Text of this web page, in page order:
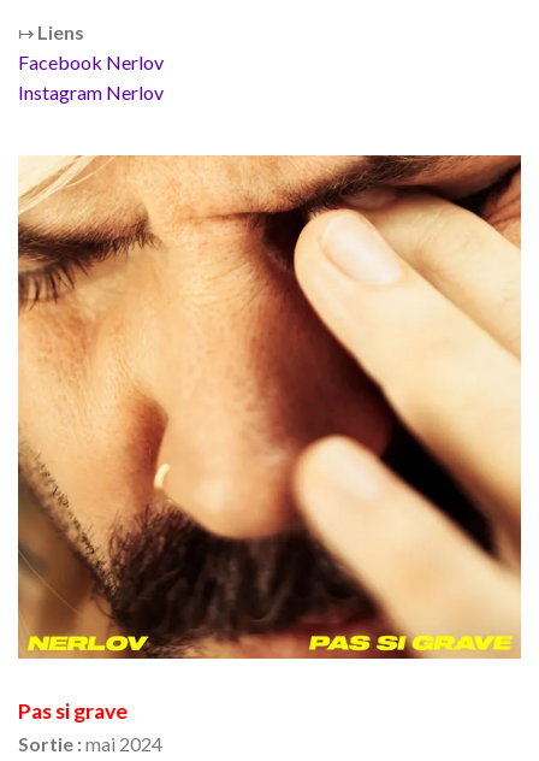
↦ Liens
Facebook Nerlov
Instagram Nerlov
Pas si grave
Sortie :mai 2024